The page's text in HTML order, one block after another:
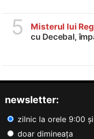
5 Misterul lui
cu Decebal,
newsletter:
zilnic la orele 9:00
doar dimineața